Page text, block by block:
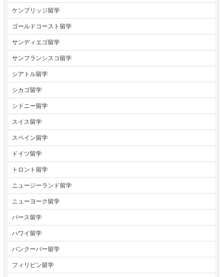
ケンブリッジ留学
ゴールドコースト留学
サンディエゴ留学
サンフランシスコ留学
シアトル留学
シカゴ留学
シドニー留学
スイス留学
スペイン留学
ドイツ留学
トロント留学
ニュージーランド留学
ニューヨーク留学
パース留学
ハワイ留学
バンクーバー留学
フィリピン留学